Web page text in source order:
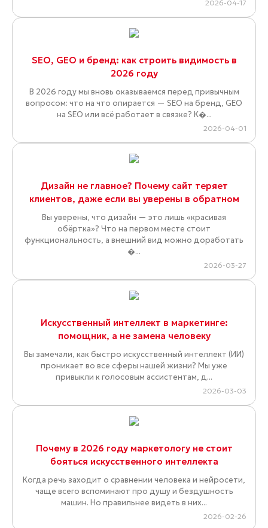
2026-04-17
SEO, GEO и бренд: как строить видимость в
2026 году
В 2026 году мы вновь оказываемся перед привычным
вопросом: что на что опирается — SEO на бренд, GEO
на SEO или всё работает в связке? К�...
2026-04-01
Дизайн не главное? Почему сайт теряет
клиентов, даже если вы уверены в обратном
Вы уверены, что дизайн — это лишь «красивая
обёртка»? Что на первом месте стоит
функциональность, а внешний вид можно доработать
�...
2026-03-27
Искусственный интеллект в маркетинге:
помощник, а не замена человеку
Вы замечали, как быстро искусственный интеллект (ИИ)
проникает во все сферы нашей жизни? Мы уже
привыкли к голосовым ассистентам, д...
2026-03-03
Почему в 2026 году маркетологу не стоит
бояться искусственного интеллекта
Когда речь заходит о сравнении человека и нейросети,
чаще всего вспоминают про душу и бездушность
машин. Но правильнее видеть в них...
2026-02-26